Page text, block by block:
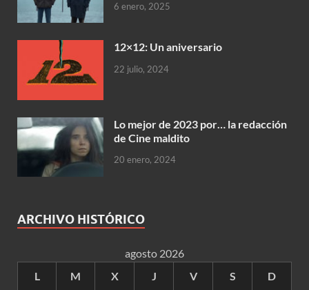
6 enero, 2025
12×12: Un aniversario
22 julio, 2024
Lo mejor de 2023 por… la redacción
de Cine maldito
20 enero, 2024
ARCHIVO HISTÓRICO
agosto 2026
L
M X J V S D